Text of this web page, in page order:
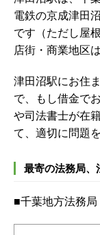
電鉄の京成津田
です（ただし屋
店街・商業地区
津田沼駅にお住
で、もし借金で
や司法書士が在
て、適切に問題
最寄の法務局、
■千葉地方法務局